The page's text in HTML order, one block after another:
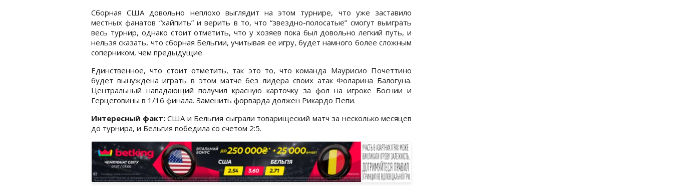
Сборная США довольно неплохо выглядит на этом турнире, что уже заставило
местных фанатов “хайпить” и верить в то, что “звездно-полосатые” смогут выиграть
весь турнир, однако стоит отметить, что у хозяев пока был довольно легкий путь, и
нельзя сказать, что сборная Бельгии, учитывая ее игру, будет намного более сложным
соперником, чем предыдущие.
Единственное, что стоит отметить, так это то, что команда Маурисио Почеттино
будет вынуждена играть в этом матче без лидера своих атак Фоларина Балогуна.
Центральный нападающий получил красную карточку за фол на игроке Боснии и
Герцеговины в 1/16 финала. Заменить форварда должен Рикардо Пепи.
Интересный факт:США и Бельгия сыграли товарищеский матч за несколько месяцев
до турнира, и Бельгия победила со счетом 2:5.